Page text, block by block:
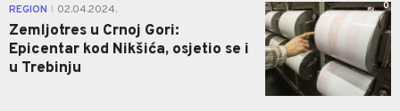
REGION 02.04.2024.
Zemljotres u Crnoj Gori:
Epicentar kod Nikšića, osjetio se i
u Trebinju
0